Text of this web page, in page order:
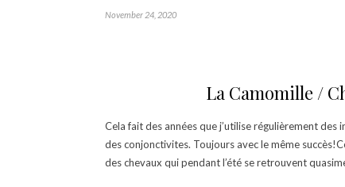
November 24, 2020
La Camomille /
Cela fait des années que j’utilise régulièrement
des conjonctivites. Toujours avec le même
des chevaux qui pendant l’été se retrouvent